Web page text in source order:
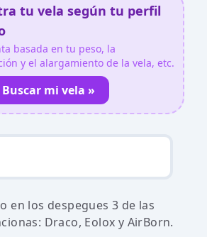
tu vela según tu perfil
basada en tu peso, la
y el alargamiento de la vela, etc.
Buscar mi vela »
en los despegues 3 de las
Draco, Eolox y AirBorn.